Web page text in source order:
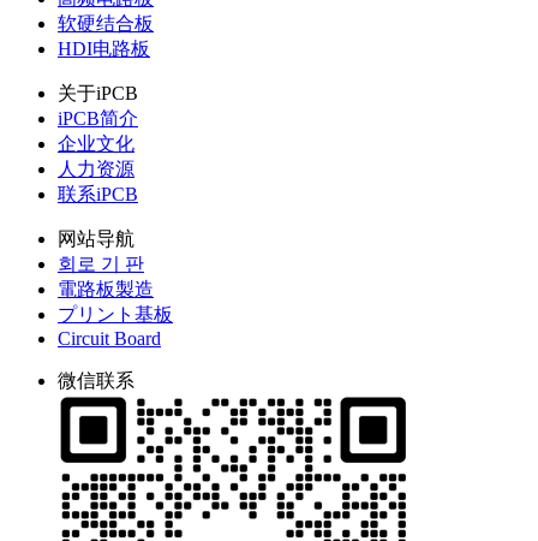
软硬结合板
HDI电路板
关于iPCB
iPCB简介
企业文化
人力资源
联系iPCB
网站导航
회로 기 판
電路板製造
プリント基板
Circuit Board
微信联系